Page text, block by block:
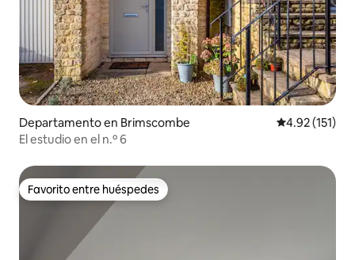
Departamento en Brimscombe Calificación
4.92 (151)
El estudio en el n.º 6
Favorito entre huéspedes
Favorito entre huéspedes